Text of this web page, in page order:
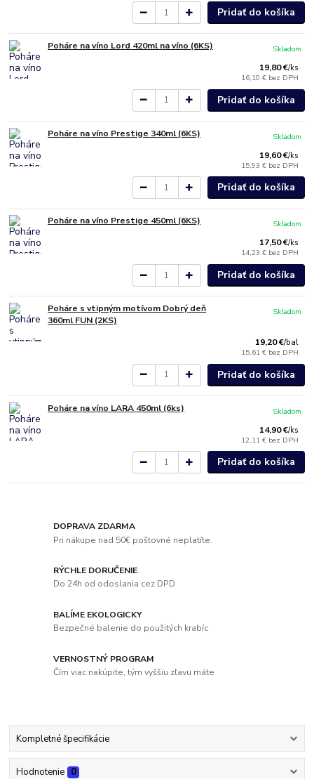
Pridať do košíka
Poháre na víno Lord 420ml na víno (6KS)
19,80 €/ks
16,10 € bez DPH
Skladom
Pridať do košíka
Poháre na víno Prestige 340ml (6KS)
19,60 €/ks
15,93 € bez DPH
Skladom
Pridať do košíka
Poháre na víno Prestige 450ml (6KS)
17,50 €/ks
14,23 € bez DPH
Skladom
Pridať do košíka
Poháre s vtipným motívom Dobrý deň
360ml FUN (2KS)
19,20 €/bal
15,61 € bez DPH
Skladom
Pridať do košíka
Poháre na víno LARA 450ml (6ks)
14,90 €/ks
12,11 € bez DPH
Skladom
Pridať do košíka
DOPRAVA ZDARMA
Pri nákupe nad 50€ poštovné neplatíte.
RÝCHLE DORUČENIE
Do 24h od odoslania cez DPD
BALÍME EKOLOGICKY
Bezpečné balenie do použitých krabíc
VERNOSTNÝ PROGRAM
Čím viac nakúpite, tým vyššiu zľavu máte
Kompletné špecifikácie
Hodnotenie 0